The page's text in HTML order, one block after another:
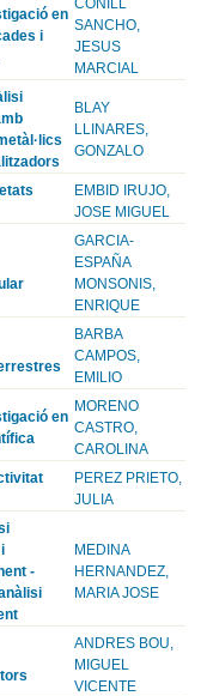
en
i
SANCHO,
JESUS
MARCIAL
BLAY
LLINARES,
GONZALO
EMBID IRUJO,
JOSE MIGUEL
GARCIA-
ESPAÑA
MONSONIS,
ENRIQUE
BARBA
CAMPOS,
EMILIO
en
MORENO
CASTRO,
CAROLINA
PEREZ PRIETO,
JULIA
-
MEDINA
HERNANDEZ,
MARIA JOSE
ANDRES BOU,
MIGUEL
VICENTE